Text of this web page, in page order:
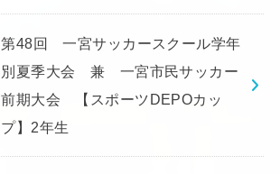
第48回 一宮サッカースクール学年
別夏季大会 兼 一宮市民サッカー
前期大会 【スポーツDEPOカッ
プ】2年生